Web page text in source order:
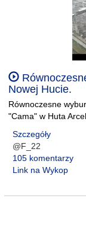
Nowej Hucie.
Równoczesne
"Cama" w Huta
Szczegóły
@F_22
105 komentarzy
Link na Wykop